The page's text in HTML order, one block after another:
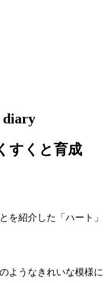
すくと育成
を紹介した「ハート」
ようなきれいな模様に